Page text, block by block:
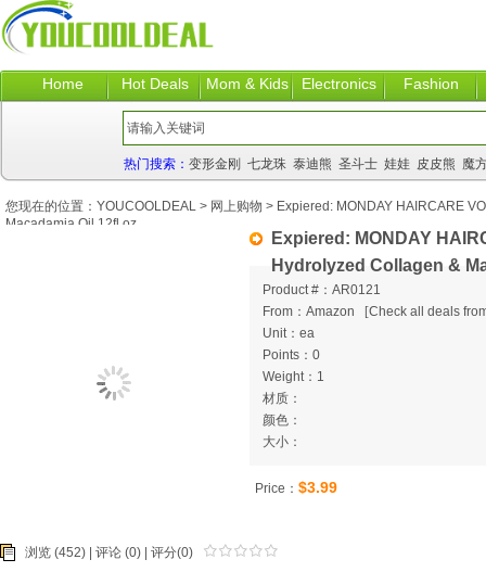
Home Hot Deals Mom & Kids Electronics Fashion
热门搜索： 变形金刚 七龙珠 泰迪熊 圣斗士 娃娃 皮皮熊 魔
Expiered: MONDAY
Hydrolyzed Collagen &
Product #：AR0121
From：Amazon
[Check all deals
Unit：ea
Points：0
Weight：1
材质：
颜色：
大小：
Price： $3.99
浏览 (452) | 评论 (0) | 评分(0)
您现在的位置： YOUCOOLDEAL > 网上购物 > Expiered: MONDAY HAIRCARE
Macadamia Oil 12fl.oz